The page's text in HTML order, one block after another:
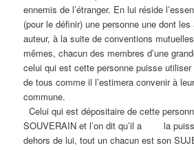
ennemis de l’étranger. En lui réside
(pour le définir) une personne une dont
auteur, à la suite de conventions
mêmes, chacun des membres d’une
celui qui est cette personne puisse
de tous comme il l’estimera convenir à
commune.
Celui qui est dépositaire de cette
SOUVERAIN et l’on dit qu’il a la
dehors de lui, tout un chacun est son